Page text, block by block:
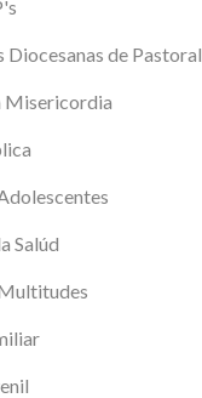
Diocesanas de Pastoral
Misericordia
Salúd